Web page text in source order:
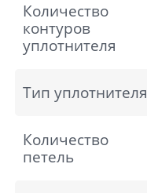
Количество
контуров
уплотнителя
Тип уплотнителя
Количество
петель